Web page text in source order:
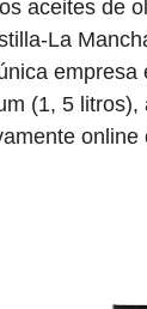
aceites de
La
(1, 5
online